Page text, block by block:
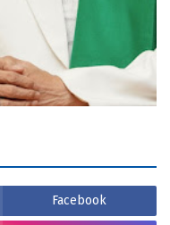
Facebook